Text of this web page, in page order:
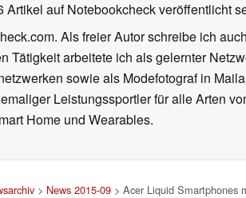
Artikel auf Notebookcheck veröffentlicht
Als freier Autor schreibe ich
Tätigkeit arbeitete ich als gelernter
sowie als Modefotograf in
Leistungssportler für alle Arten
Home und Wearables.
> News 2015-09 > Acer Liquid Smartphones